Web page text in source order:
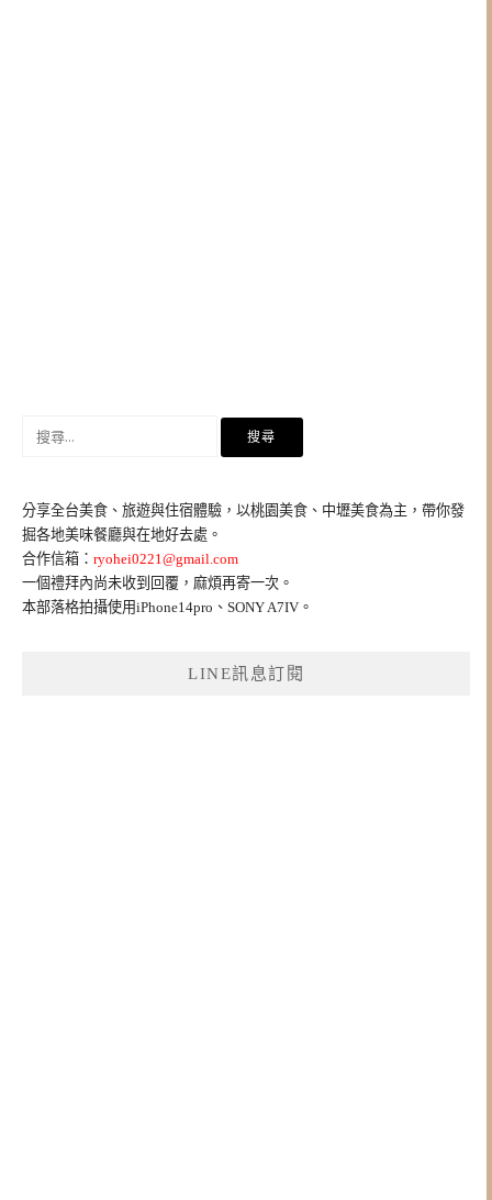
鍵
字:
分享全台美食、旅遊與住宿體驗，以桃園美食、中壢美食為主，帶你發
掘各地美味餐廳與在地好去處。
合作信箱： ryohei0221@gmail.com
一個禮拜內尚未收到回覆，麻煩再寄一次。
本部落格拍攝使用iPhone14pro、SONY A7IV。
LINE訊息訂閱